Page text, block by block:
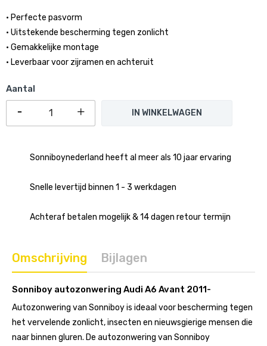
• Perfecte pasvorm
• Uitstekende bescherming tegen zonlicht
• Gemakkelijke montage
• Leverbaar voor zijramen en achteruit
Aantal
IN WINKELWAGEN
Sonniboynederland heeft al meer als 10 jaar ervaring
Snelle levertijd binnen 1 - 3 werkdagen
Achteraf betalen mogelijk & 14 dagen retour termijn
Omschrijving Bijlagen
Sonniboy autozonwering Audi A6 Avant 2011-
Autozonwering van Sonniboy is ideaal voor bescherming tegen
het vervelende zonlicht, insecten en nieuwsgierige mensen die
naar binnen gluren. De autozonwering van Sonniboy